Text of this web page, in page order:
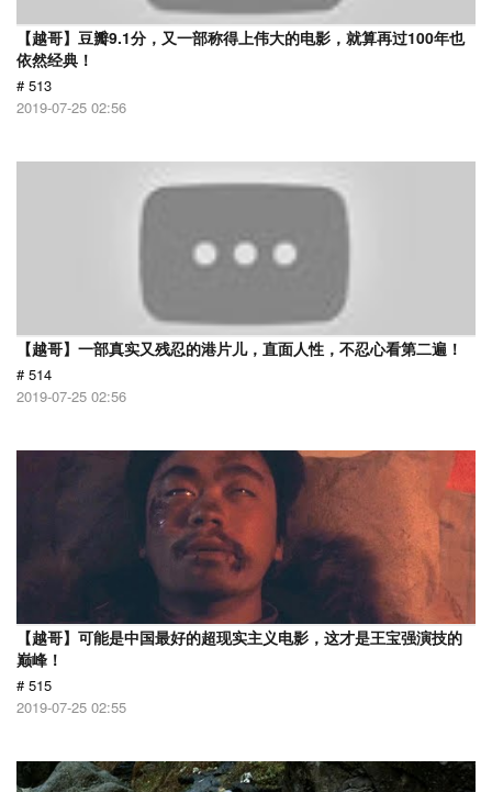
【越哥】豆瓣9.1分，又一部称得上伟大的电影，就算再过100年也
依然经典！
# 513
2019-07-25 02:56
【越哥】一部真实又残忍的港片儿，直面人性，不忍心看第二遍！
# 514
2019-07-25 02:56
【越哥】可能是中国最好的超现实主义电影，这才是王宝强演技的
巅峰！
# 515
2019-07-25 02:55